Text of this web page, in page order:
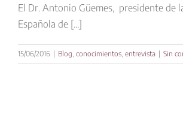
El Dr. Antonio Güemes, presidente de
Española de [...]
15/06/2016 | Blog, conocimientos, entrevista | Sin